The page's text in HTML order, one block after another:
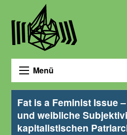
Menü
Fat is a Feminist Issue
und weibliche
kapitalistischen